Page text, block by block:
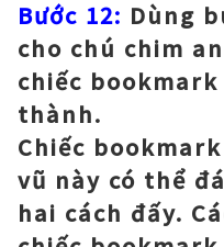
Bước 12: Dùng
cho chú chim
chiếc
thành.
Chiếc
vũ này có thể
hai cách đấy.